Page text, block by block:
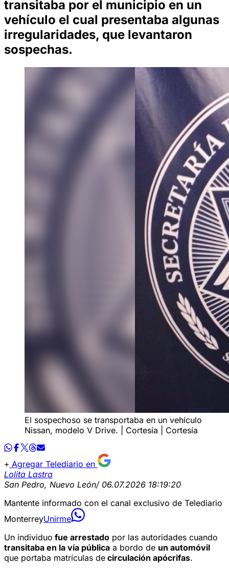
transitaba por el municipio en un
vehículo el cual presentaba algunas
irregularidades, que levantaron
sospechas.
El sospechoso se transportaba en un vehículo
Nissan, modelo V Drive. | Cortesía | Cortesía
Agregar Telediario en
Lolita Lastra
San Pedro, Nuevo León/ 06.07.2026 18:19:20
Mantente informado con el canal exclusivo de Telediario
MonterreyUnirme
Un individuo fue arrestado por las autoridades cuando
transitaba en la vía pública a bordo de un automóvil
que portaba matrículas de circulación apócrifas.